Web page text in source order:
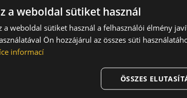
SRC)
és vendéglátás, Szállítás és
Szobafestés
a weboldal sütiket használ
a weboldal sütiket használ a felhasználói élmény
Ön hozzájárul az összes süti
informací
ÖSSZES